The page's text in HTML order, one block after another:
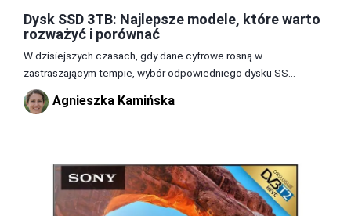
Dysk SSD 3TB: Najlepsze modele, które warto
rozważyć i porównać
W dzisiejszych czasach, gdy dane cyfrowe rosną w
zastraszającym tempie, wybór odpowiedniego dysku SS...
Agnieszka Kamińska